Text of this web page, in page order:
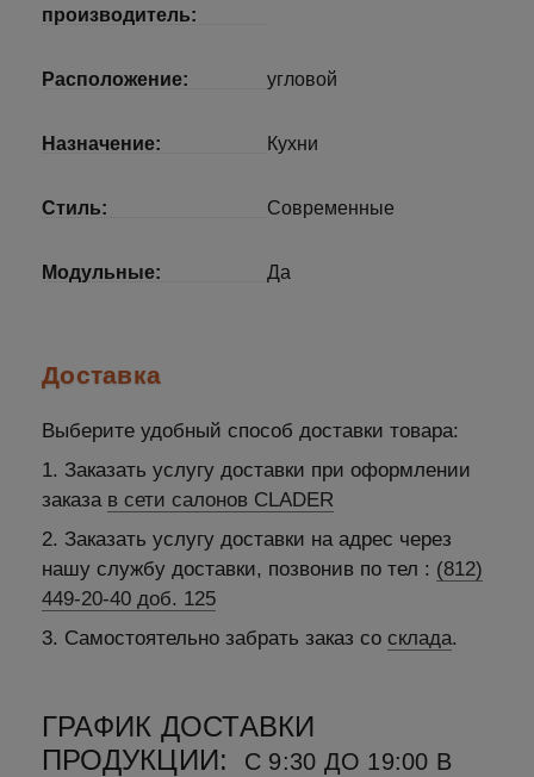
производитель:
Расположение: угловой
Назначение: Кухни
Стиль: Современные
Модульные: Да
Доставка
Выберите удобный способ доставки товара:
1. Заказать услугу доставки при оформлении
заказа в сети салонов CLADER
2. Заказать услугу доставки на адрес через
нашу службу доставки, позвонив по тел : (812)
449-20-40 доб. 125
3. Самостоятельно забрать заказ со склада.
ГРАФИК ДОСТАВКИ
ПРОДУКЦИИ:
С 9:30 ДО 19:00 В